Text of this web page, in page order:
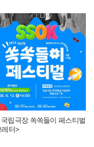
국립극장 쏙쏙들이 페스티벌
레터>